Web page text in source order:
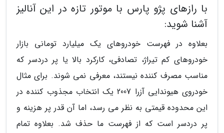
با رازهای پژو پارس با موتور تازه در این آنالیز
آشنا شوید:
بعلاوه در فهرست خودروهای یک میلیارد تومانی بازار
خودروهای کم تیراژ، تصادفی، کارکرد بالا یا پر دردسر که
مناسب مصرف کننده نیستند، معرفی نمی شوند. برای مثال
خودروی هیوندایی آزرا 2007 یک انتخاب مجذوب کننده در
این محدوده قیمتی به نظر می رسد، اما آن قدر پر هزینه و
پر دردسر است که از فهرست ما حذف شد. بعلاوه تمام